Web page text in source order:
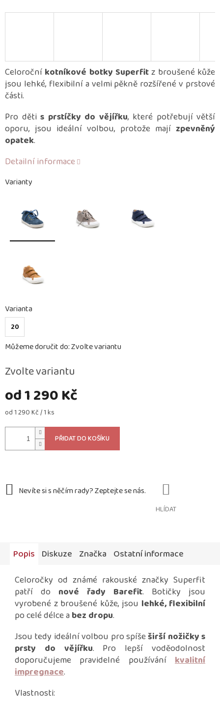
od1 290 Kč
Měrná
od 1 290 Kč / 1 ks
Zvolte variantu
Varianty
Varianta
20
Můžeme doručit do:Zvolte variantu
PŘIDAT DO KOŠÍKU
Celoroční kotníkové botky Superfitz broušené kůže
jsou lehké, flexibilní a velmi pěkně rozšířené v prstové
části.
Pro děti s prstíčky do vějířku, které potřebují větší
oporu, jsou ideální volbou, protože mají zpevněný
opatek.
Detailní informace
HLÍDAT
Popis Diskuze Značka Ostatní informace
Celoročky od známé rakouské značky Superfit
patří do nové řady Barefit. Botičky jsou
vyrobené z broušené kůže, jsou lehké, flexibilní
po celé délce abez dropu.
Jsou tedy ideální volbou pro spíšeširší nožičky s
prsty do vějířku. Pro lepší voděodolnost
doporučujeme pravidelné používání kvalitní
impregnace.
Vlastnosti: